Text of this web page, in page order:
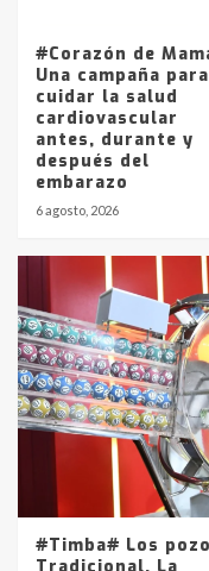
entre
#Corazón de
Una campaña para
cuidar la salud
cardiovascular
antes, durante y
después del
embarazo
6 agosto, 2026
#Timba# Los